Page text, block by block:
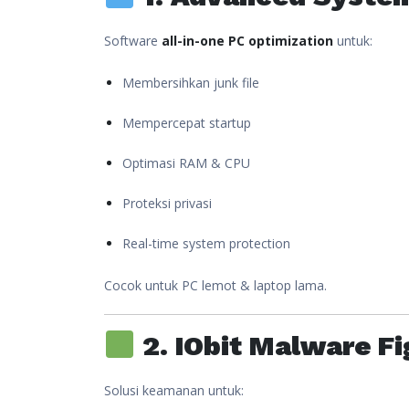
Software all-in-one PC optimization untuk:
Membersihkan junk file
Mempercepat startup
Optimasi RAM & CPU
Proteksi privasi
Real-time system protection
Cocok untuk PC lemot & laptop lama.
2. IObit Malware
Solusi keamanan untuk: